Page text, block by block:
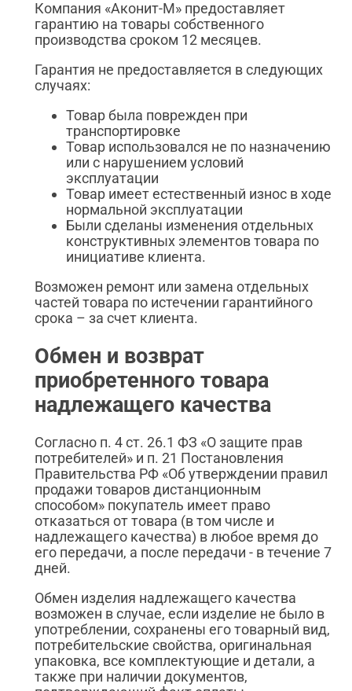
Компания «Аконит-М» предоставляет
гарантию на товары собственного
производства сроком 12 месяцев.
Гарантия не предоставляется в следующих
случаях:
Товар была поврежден при
транспортировке
Товар использовался не по назначению
или с нарушением условий
эксплуатации
Товар имеет естественный износ в ходе
нормальной эксплуатации
Были сделаны изменения отдельных
конструктивных элементов товара по
инициативе клиента.
Возможен ремонт или замена отдельных
частей товара по истечении гарантийного
срока – за счет клиента.
Обмен и возврат
приобретенного товара
надлежащего качества
Согласно п. 4 ст. 26.1 ФЗ «О защите прав
потребителей» и п. 21 Постановления
Правительства РФ «Об утверждении правил
продажи товаров дистанционным
способом» покупатель имеет право
отказаться от товара (в том числе и
надлежащего качества) в любое время до
его передачи, а после передачи - в течение 7
дней.
Обмен изделия надлежащего качества
возможен в случае, если изделие не было в
употреблении, сохранены его товарный вид,
потребительские свойства, оригинальная
упаковка, все комплектующие и детали, а
также при наличии документов,